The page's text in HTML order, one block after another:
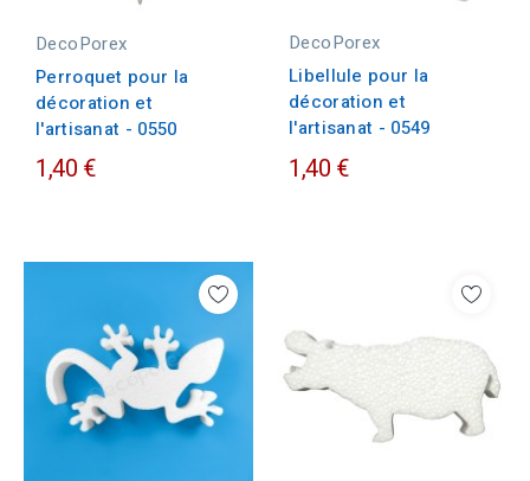
DecoPorex
Perroquet pour la
décoration et
l'artisanat - 0550
1,40 €
DecoPorex
Libellule pour la
décoration et
l'artisanat - 0549
1,40 €